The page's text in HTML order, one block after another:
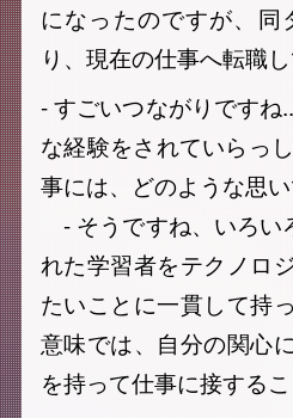
になったのですが、
り、現在の仕事へ転職
- すごいつながりです
な経験をされていらっ
事には、どのような思
- そうですね、いろい
れた学習者をテクノロ
たいことに一貫して持
意味では、自分の関心
を持って仕事に接する